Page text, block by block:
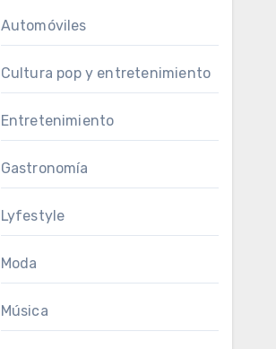
Automóviles
Cultura pop y entretenimiento
Entretenimiento
Gastronomía
Lyfestyle
Moda
Música